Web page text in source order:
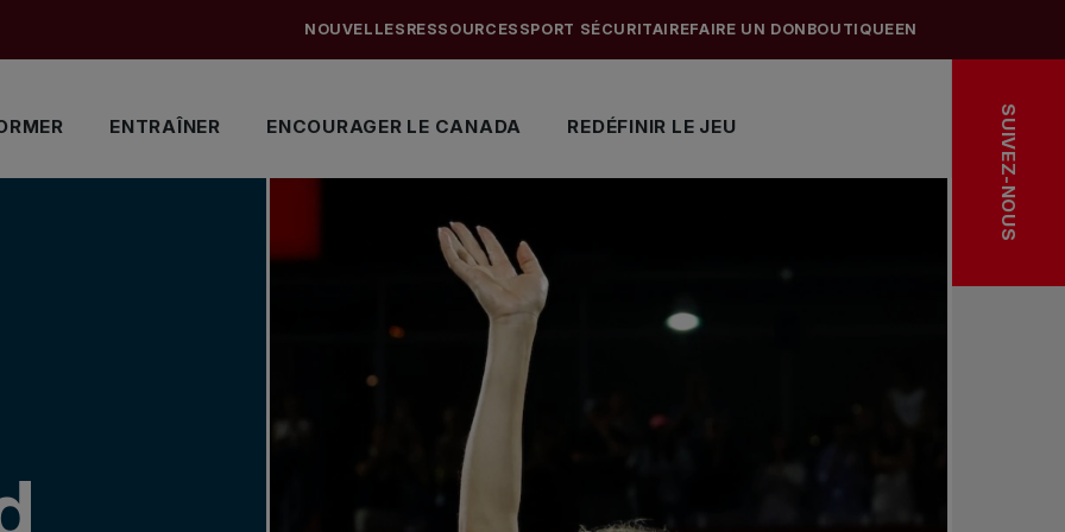
ENTRAÎNER ENCOURAGER LE CANADA REDÉFINIR LE JEU
NOUVELLES RESSOURCES SPORT SÉCURITAIREFAIRE UN DON BOUTIQUEEN
SUIVEZ-NOUS